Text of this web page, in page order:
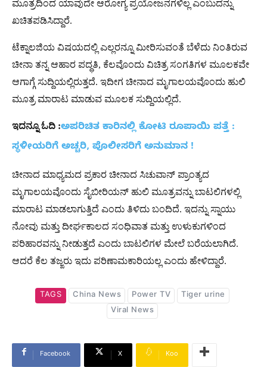
ಮೂತ್ರದಿಂದ ಯಾವುದೇ ಆರೋಗ್ಯ ಪ್ರಯೋಜನಗಳಿಲ್ಲ ಎಂಬುದನ್ನು
ಖಚಿತಪಡಿಸಿದ್ದಾರೆ.
ಟೆಕ್ನಾಲಜಿಯ ವಿಷಯದಲ್ಲಿ ಎಲ್ಲರನ್ನೂ ಮೀರಿಸುವಂತೆ ಬೆಳೆದು ನಿಂತಿರುವ
ಚೀನಾ ತನ್ನ ಆಹಾರ ಪದ್ಧತಿ, ಕೆಲವೊಂದು ವಿಚಿತ್ರ ಸಂಗತಿಗಳ ಮೂಲಕವೇ
ಆಗಾಗ್ಗೆ ಸುದ್ದಿಯಲ್ಲಿರುತ್ತದೆ. ಇದೀಗ ಚೀನಾದ ಮೃಗಾಲಯವೊಂದು ಹುಲಿ
ಮೂತ್ರ ಮಾರಾಟ ಮಾಡುವ ಮೂಲಕ ಸುದ್ದಿಯಲ್ಲಿದೆ.
ಇದನ್ನೂ ಓದಿ :ಅಪರಿಚಿತ ಕಾರಿನಲ್ಲಿ ಕೋಟಿ ರೂಪಾಯಿ ಪತ್ತೆ :
ಸ್ಥಳೀಯರಿಗೆ ಅಚ್ಚರಿ, ಪೊಲೀಸರಿಗೆ ಅನುಮಾನ !
ಚೀನಾದ ಮಾಧ್ಯಮದ ಪ್ರಕಾರ ಚೀನಾದ ಸಿಚುವಾನ್ ಪ್ರಾಂತ್ಯದ
ಮೃಗಾಲಯವೊಂದು ಸೈಬೀರಿಯನ್ ಹುಲಿ ಮೂತ್ರವನ್ನು ಬಾಟಲಿಗಳಲ್ಲಿ
ಮಾರಾಟ ಮಾಡಲಾಗುತ್ತಿದೆ ಎಂದು ತಿಳಿದು ಬಂದಿದೆ. ಇದನ್ನು ಸ್ನಾಯು
ನೋವು ಮತ್ತು ದೀರ್ಘಕಾಲದ ಸಂಧಿವಾತ ಮತ್ತು ಉಳುಕುಗಳಿಂದ
ಪರಿಹಾರವನ್ನು ನೀಡುತ್ತದೆ ಎಂದು ಬಾಟಲಿಗಳ ಮೇಲೆ ಬರೆಯಲಾಗಿದೆ.
ಆದರೆ ಕೆಲ ತಜ್ಙರು ಇದು ಪರಿಣಾಮಕಾರಿಯಲ್ಲ ಎಂದು ಹೇಳಿದ್ದಾರೆ.
TAGS China News Power TV
Tiger urine
Viral News
Facebook X Koo